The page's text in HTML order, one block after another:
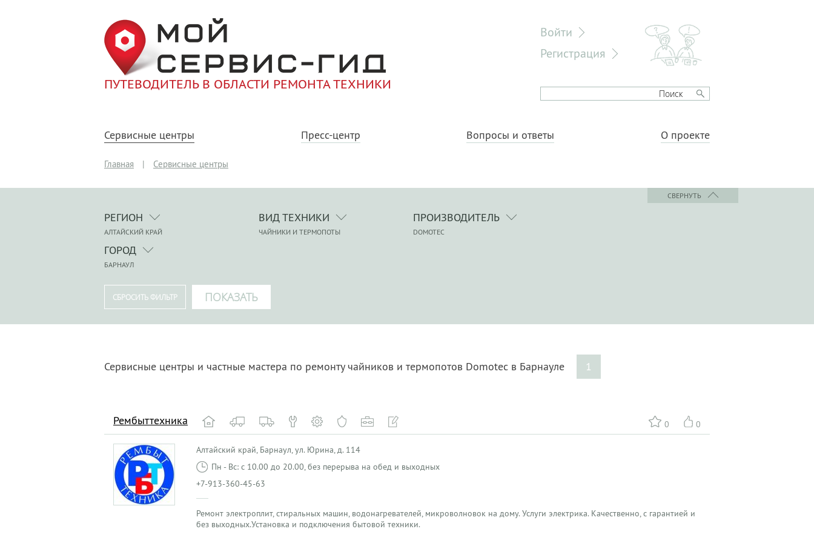
ПУТЕВОДИТЕЛЬ В ОБЛАСТИ РЕМОНТА ТЕХНИКИ
Войти
Регистрация
Сервисные центры Пресс-центр Вопросы и ответы О проекте
Главная | Сервисные центры
СВЕРНУТЬ
РЕГИОН
АЛТАЙСКИЙ КРАЙ
ВИД ТЕХНИКИ
ЧАЙНИКИ И ТЕРМОПОТЫ
ПРОИЗВОДИТЕЛЬ
DOMOTEC
ГОРОД
БАРНАУЛ
Сервисные центры и частные мастера по ремонту чайников и термопотов Domotec в Барнауле 1
0 0
Рембыттехника
Алтайский край, Барнаул, ул. Юрина, д. 114
Пн - Вс: с 10.00 до 20.00, без перерыва на обед и выходных
+7-913-360-45-63
Ремонт электроплит, стиральных машин, водонагревателей, микроволновок на дому. Услуги электрика. Качественно, с гарантией и
без выходных.Установка и подключения бытовой техники.